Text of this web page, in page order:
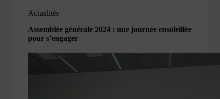
Actualités
Assemblée générale 2024 : une journée ensoleillée
pour s’engager